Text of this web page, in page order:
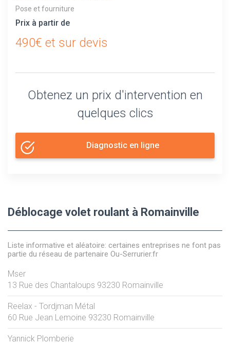
Pose et fourniture
Prix à partir de
490€ et sur devis
Obtenez un prix d'intervention en
quelques clics
Diagnostic en ligne
Déblocage volet roulant à Romainville
Liste informative et aléatoire: certaines entreprises ne font pas
partie du réseau de partenaire Ou-Serrurier.fr
Mser
13 Rue des Chantaloups 93230 Romainville
Reelax - Tordjman Métal
60 Rue Jean Lemoine 93230 Romainville
Yannick Plomberie